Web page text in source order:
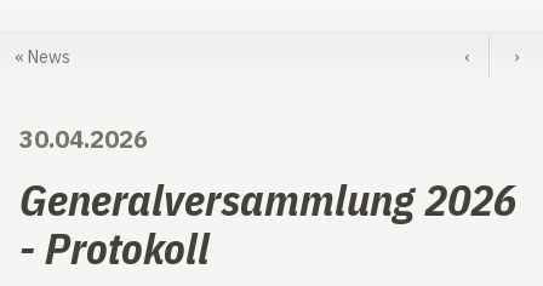
« News ‹ ›
30.04.2026
Generalversammlung 2026
- Protokoll